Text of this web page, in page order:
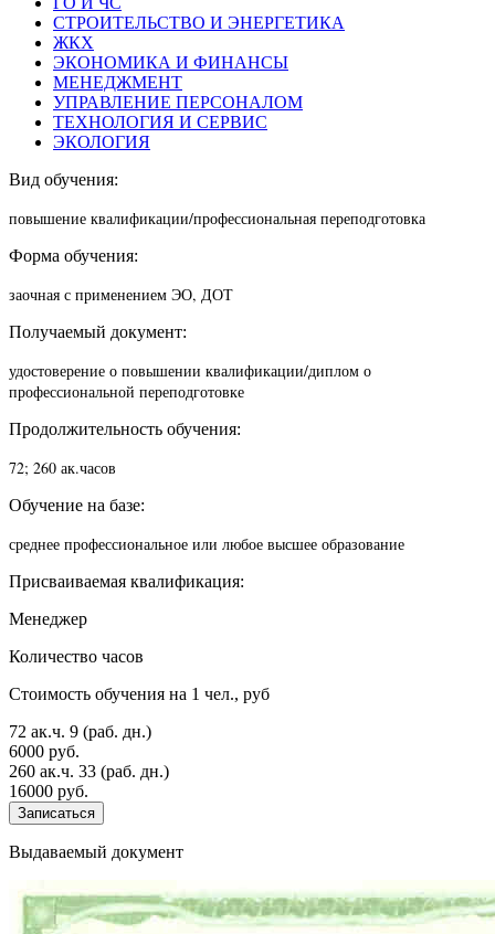
СТРОИТЕЛЬСТВО И ЭНЕРГЕТИКА
ЖКХ
ЭКОНОМИКА И ФИНАНСЫ
МЕНЕДЖМЕНТ
УПРАВЛЕНИЕ ПЕРСОНАЛОМ
ТЕХНОЛОГИЯ И СЕРВИС
ЭКОЛОГИЯ
Вид обучения:
повышение квалификации/профессиональная переподготовка
Форма обучения:
заочная с применением ЭО, ДОТ
Получаемый документ:
удостоверение о повышении квалификации/диплом о
профессиональной переподготовке
Продолжительность обучения:
72; 260 ак.часов
Обучение на базе:
среднее профессиональное или любое высшее образование
Присваиваемая квалификация:
Менеджер
Количество часов
Стоимость обучения на 1 чел., руб
72 ак.ч. 9 (раб. дн.)
6000 руб.
260 ак.ч. 33 (раб. дн.)
16000 руб.
Записаться
Выдаваемый документ